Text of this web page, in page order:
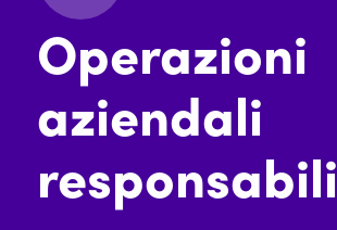
Operazioni
aziendali
responsabili